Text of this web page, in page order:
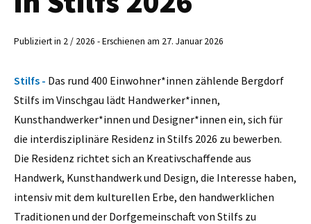
Publiziert in 2 / 2026 - Erschienen am 27. Januar 2026
Stilfs - Das rund 400 Einwohner*innen zählende Bergdorf
Stilfs im Vinschgau lädt Handwerker*innen,
Kunsthandwerker*innen und Designer*innen ein, sich für
die interdisziplinäre Residenz in Stilfs 2026 zu bewerben.
Die Residenz richtet sich an Kreativschaffende aus
Handwerk, Kunsthandwerk und Design, die Interesse haben,
intensiv mit dem kulturellen Erbe, den handwerklichen
Traditionen und der Dorfgemeinschaft von Stilfs zu